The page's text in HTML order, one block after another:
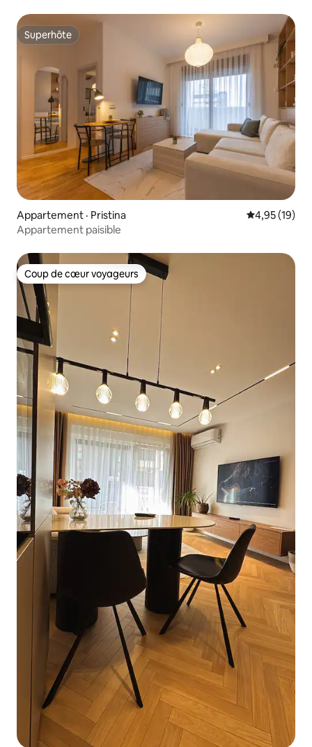
Superhôte
Superhôte
Appartement · Pristina Note
4,95 (19)
Appartement paisible
Coup de cœur voyageurs
Coup de cœur voyageurs